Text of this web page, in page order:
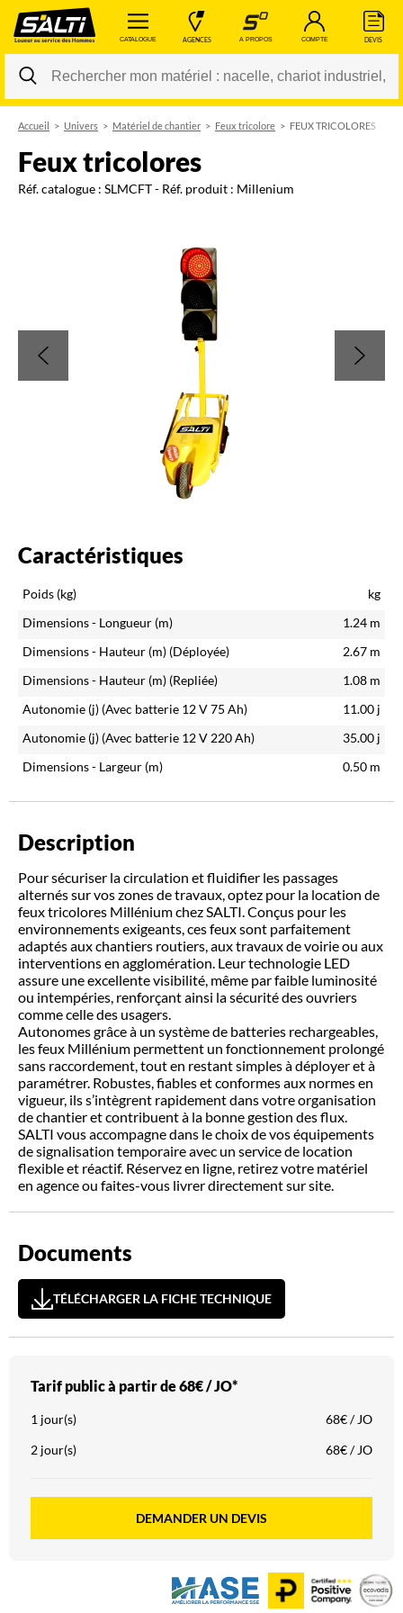
CATALOGUE AGENCES A PROPOS COMPTE DEVIS
Changer
Accueil Univers Matériel de chantier Feux tricolore FEUX TRICOLORES
feux tricolores
Réf. catalogue : SLMCFT- Réf. produit : Millenium
Caractéristiques
Poids (kg)
kg
Dimensions - Longueur (m)
1.24 m
Dimensions - Hauteur (m) (Déployée) 2.67 m
Dimensions - Hauteur (m) (Repliée) 1.08 m
Autonomie (j) (Avec batterie 12 V 75 Ah) 11.00 j
Autonomie (j) (Avec batterie 12 V 220 Ah) 35.00 j
Dimensions - Largeur (m)
0.50 m
Description
Pour sécuriser la circulation et fluidifier les passages
alternés sur vos zones de travaux, optez pour la location de
feux tricolores Millénium chez SALTI. Conçus pour les
environnements exigeants, ces feux sont parfaitement
adaptés aux chantiers routiers, aux travaux de voirie ou aux
interventions en agglomération. Leur technologie LED
assure une excellente visibilité, même par faible luminosité
ou intempéries, renforçant ainsi la sécurité des ouvriers
comme celle des usagers.
Autonomes grâce à un système de batteries rechargeables,
les feux Millénium permettent un fonctionnement prolongé
sans raccordement, tout en restant simples à déployer et à
paramétrer. Robustes, fiables et conformes aux normes en
vigueur, ils s’intègrent rapidement dans votre organisation
de chantier et contribuent à la bonne gestion des flux.
SALTI vous accompagne dans le choix de vos équipements
de signalisation temporaire avec un service de location
flexible et réactif. Réservez en ligne, retirez votre matériel
en agence ou faites-vous livrer directement sur site.
Documents
TÉLÉCHARGER LA FICHE TECHNIQUE
Tarif public à partir de68€ / JO*
1 jour(s)
68€ / JO
2 jour(s)
68€ / JO
DEMANDER UN DEVIS